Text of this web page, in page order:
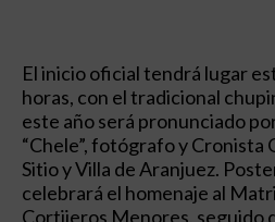
El inicio oficial tendrá lugar
horas, con el tradicional
este año será pronunciado
“Chele”, fotógrafo y Cronista
Sitio y Villa de Aranjuez.
celebrará el homenaje al
Cortijeros Menores, seguido